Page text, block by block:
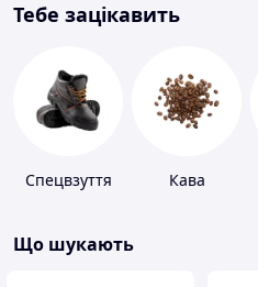
Тебе зацікавить
Спецвзуття Кава
Що шукають